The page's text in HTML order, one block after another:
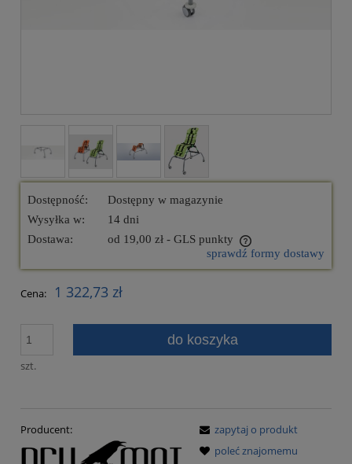
Dostępność:
Dostępny w magazynie
Wysyłka w:
14 dni
Dostawa:
od 19,00 zł - GLS punkty
Cena nie zawiera ewentualnych kosztów płatnościsprawdź formy dostawy
Cena: 1 322,73 zł
szt.
do koszyka
Producent:
zapytaj o produkt
poleć znajomemu